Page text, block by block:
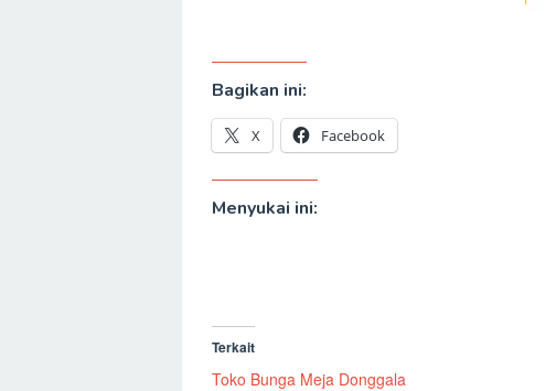
Bagikan ini:
X Facebook
Menyukai ini:
Terkait
Toko Bunga Meja Donggala